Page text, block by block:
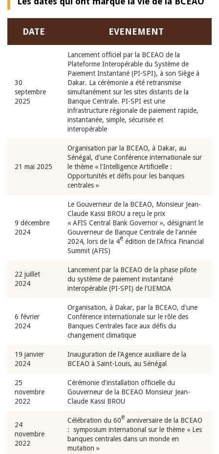
DATE EVENEMENT
30
septembre
2025
Lancement officiel par la BCEAO de la
Plateforme Interopérable du Système de
Paiement Instantané (PI-SPI), à son Siège à
Dakar. La cérémonie a été retransmise
simultanément sur les sites distants de la
Banque Centrale. PI-SPI est une
infrastructure régionale de paiement rapide,
instantanée, simple, sécurisée et
interopérable
21 mai 2025
Organisation par la BCEAO, à Dakar, au
Sénégal, d'une Conférence internationale sur
le thème « l'Intelligence Artificielle :
Opportunités et défis pour les banques
centrales »
9 décembre
2024
Le Gouverneur de la BCEAO, Monsieur Jean-
Claude Kassi BROU a reçu le prix
« AFIS Central Bank Governor », désignant le
Gouverneur de Banque Centrale de l'année
2024, lors de la 4e édition de l'Africa Financial
Summit (AFIS)
22 juillet
2024
Lancement par la BCEAO de la phase pilote
du système de paiement instantané
interopérable (PI-SPI) de l'UEMOA
6 février
2024
Organisation, à Dakar, par la BCEAO, d'une
Conférence internationale sur le rôle des
Banques Centrales face aux défis du
changement climatique
19 janvier
2024
Inauguration de l'Agence auxiliaire de la
BCEAO à Saint-Louis, au Sénégal
25
novembre
2022
Cérémonie d'installation officielle du
Gouverneur de la BCEAO Monsieur Jean-
Claude Kassi BROU
24
novembre
2022
Célébration du 60e anniversaire de la BCEAO
: symposium international sur le thème « Les
banques centrales dans un monde en
mutation »